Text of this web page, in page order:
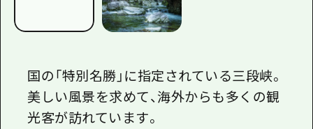
国の「特別名勝」に指定されている三段峡。
美しい風景を求めて、海外からも多くの観
光客が訪れています。